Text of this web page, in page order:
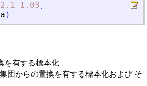
2.1 1.03]
a )
有する標本化
団からの置換を有する標本化および そ